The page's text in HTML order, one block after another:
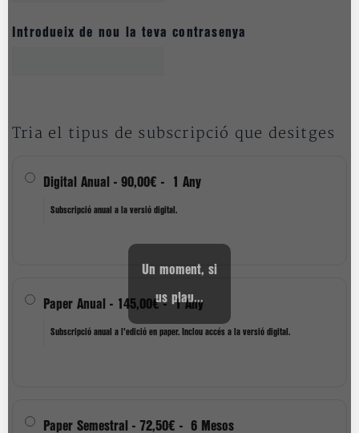
Introdueix de nou la teva contrasenya
Tria el tipus de subscripció que desitges
Digital Anual - 90,00€ - 1 Any
Subscripció anual a la versió digital.
Paper Anual - 145,00€- 1 Any
Subscripció anual a l'edició en paper. Inclou accés a la versió digital.
Paper Semestral - 72,50€ - 6 Mesos
Un moment, si
us plau...